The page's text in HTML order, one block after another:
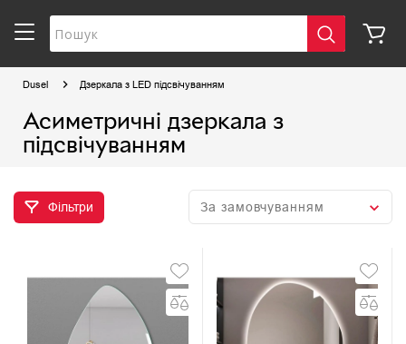
Dusel Дзеркала з LED підсвічуванням
Асиметричні дзеркала з
підсвічуванням
Фільтри